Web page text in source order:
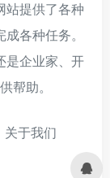
站提供了各种
各种任务。
是企业家、开
帮助。
关于我们